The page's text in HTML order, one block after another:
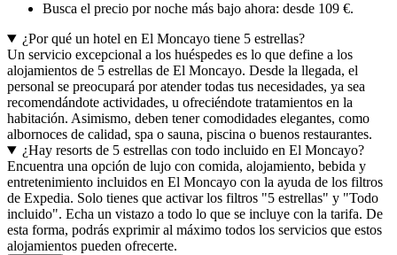
Busca el precio por noche más bajo ahora: desde 109 €.
¿Por qué un hotel en El Moncayo tiene 5 estrellas?
Un servicio excepcional a los huéspedes es lo que define a los
alojamientos de 5 estrellas de El Moncayo. Desde la llegada, el
personal se preocupará por atender todas tus necesidades, ya sea
recomendándote actividades, u ofreciéndote tratamientos en la
habitación. Asimismo, deben tener comodidades elegantes, como
albornoces de calidad, spa o sauna, piscina o buenos restaurantes.
¿Hay resorts de 5 estrellas con todo incluido en El Moncayo?
Encuentra una opción de lujo con comida, alojamiento, bebida y
entretenimiento incluidos en El Moncayo con la ayuda de los filtros
de Expedia. Solo tienes que activar los filtros "5 estrellas" y "Todo
incluido". Echa un vistazo a todo lo que se incluye con la tarifa. De
esta forma, podrás exprimir al máximo todos los servicios que estos
alojamientos pueden ofrecerte.